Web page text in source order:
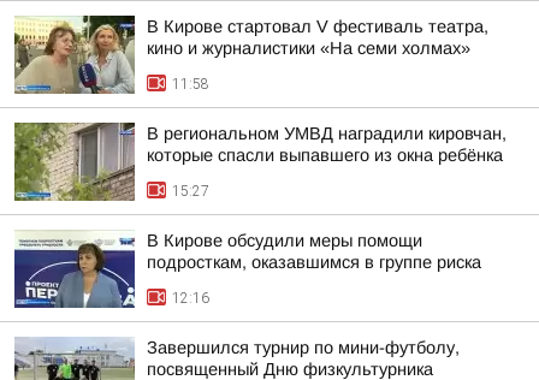
В Кирове стартовал V фестиваль театра,
кино и журналистики «На семи холмах»
11:58
В региональном УМВД наградили кировчан,
которые спасли выпавшего из окна ребёнка
15:27
В Кирове обсудили меры помощи
подросткам, оказавшимся в группе риска
12:16
Завершился турнир по мини-футболу,
посвященный Дню физкультурника